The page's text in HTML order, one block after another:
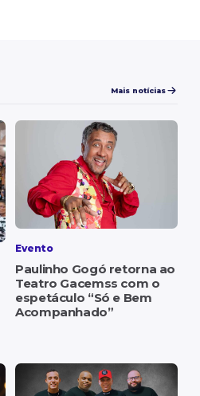
Mais notícias
Evento
Paulinho Gogó retorna ao
Teatro Gacemss com o
espetáculo “Só e Bem
Acompanhado”